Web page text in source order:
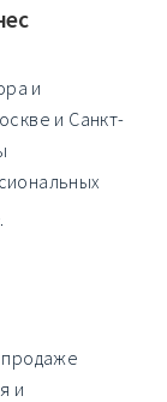
и
и Санкт-
и